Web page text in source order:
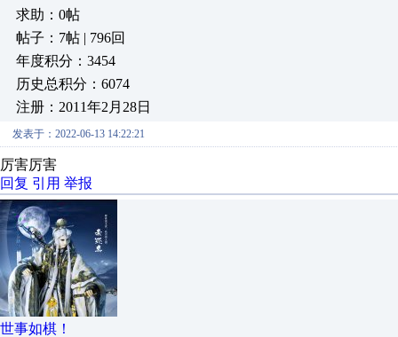
求助：0帖
帖子：7帖 | 796回
年度积分：3454
历史总积分：6074
注册：2011年2月28日
发表于：2022-06-13 14:22:21
厉害厉害
回复 引用 举报
世事如棋！